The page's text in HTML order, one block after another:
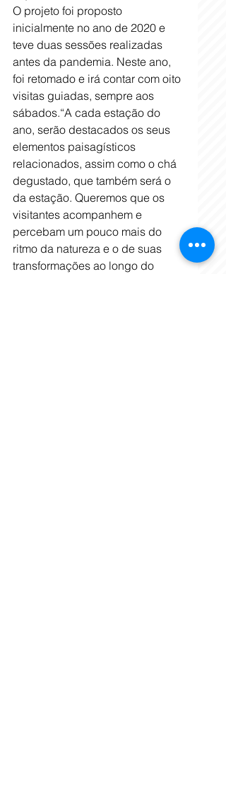
O projeto foi proposto
inicialmente no ano de 2020 e
teve duas sessões realizadas
antes da pandemia. Neste ano,
foi retomado e irá contar com oito
visitas guiadas, sempre aos
sábados.“A cada estação do
ano, serão destacados os seus
elementos paisagísticos
relacionados, assim como o chá
degustado, que também será o
da estação. Queremos que os
visitantes acompanhem e
percebam um pouco mais do
ritmo da natureza e o de suas
transformações ao longo do